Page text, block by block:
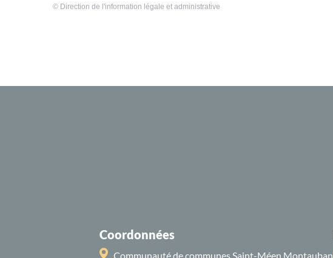
© Direction de l'information légale et administrative
Coordonnées
Communauté de communes Saint-Méen Montauban